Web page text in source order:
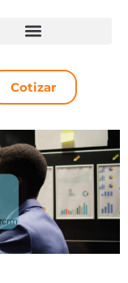
Cotizar